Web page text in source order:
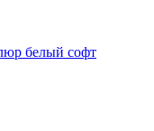
белый софт